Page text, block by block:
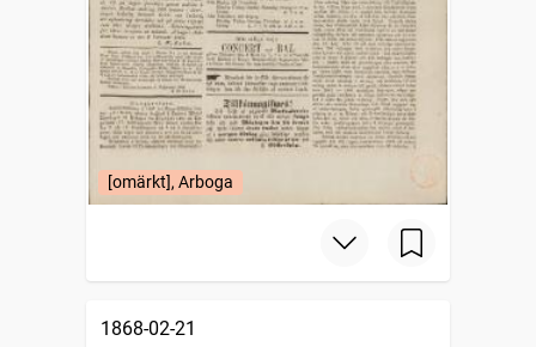
[omärkt], Arboga
1868-02-21